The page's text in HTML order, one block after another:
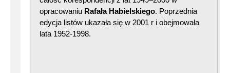
opracowaniu Rafała Habielskiego. Poprzednia
edycja listów ukazała się w 2001 r i obejmowała
lata 1952-1998.